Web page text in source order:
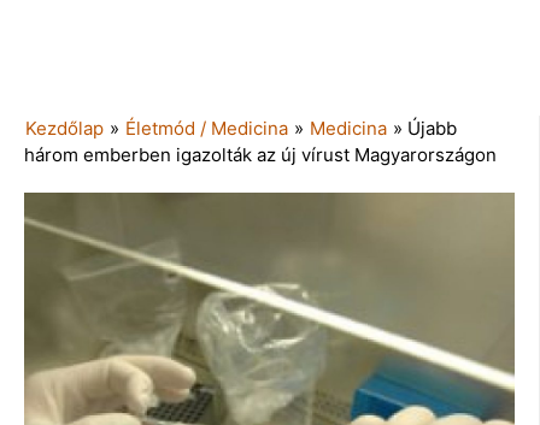
Kezdőlap » Életmód / Medicina » Medicina » Újabb
három emberben igazolták az új vírust Magyarországon